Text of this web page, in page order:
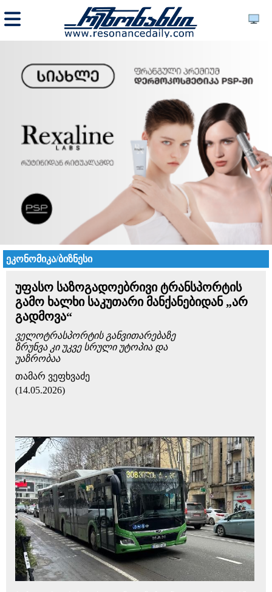
ეკონომიკა/ბიზნესი
უფასო საზოგადოებრივი ტრანსპორტის
გამო ხალხი საკუთარი მანქანებიდან „არ
გადმოვა“
ველოტრასპორტის განვითარებაზე
ზრუნვა კი უკვე სრული უტოპია და
უაზრობაა
თამარ ვეფხვაძე
(14.05.2026)